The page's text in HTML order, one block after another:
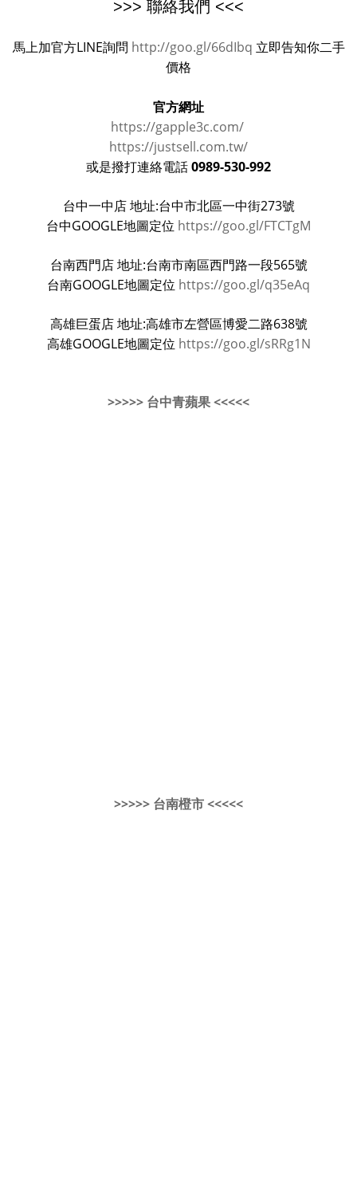
>>> 聯絡我們 <<<
馬上加官方LINE詢問 http://goo.gl/66dIbq 立即告知你二手
價格
官方網址
https://gapple3c.com/
https://justsell.com.tw/
或是撥打連絡電話 0989-530-992
台中一中店 地址:台中市北區一中街273號
台中GOOGLE地圖定位 https://goo.gl/FTCTgM
台南西門店 地址:台南市南區西門路一段565號
台南GOOGLE地圖定位 https://goo.gl/q35eAq
高雄巨蛋店 地址:高雄市左營區博愛二路638號
高雄GOOGLE地圖定位 https://goo.gl/sRRg1N
>>>>> 台中青蘋果 <<<<<
>>>>> 台南橙市 <<<<<